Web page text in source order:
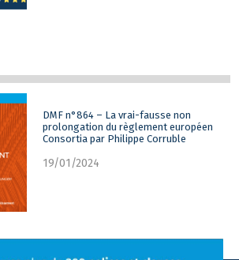
DMF n°864 – La vrai-fausse non
prolongation du règlement européen
Consortia par Philippe Corruble
19/01/2024